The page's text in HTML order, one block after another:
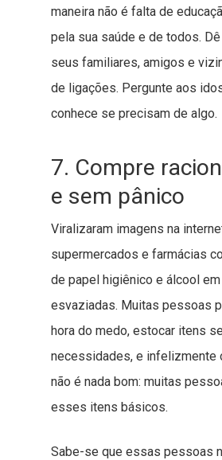
maneira não é falta de
pela sua saúde e de todos.
seus familiares, amigos e
de ligações. Pergunte aos
conhece se precisam de algo.
7. Compre
e sem pânico
Viralizaram imagens na
supermercados e farmácias
de papel higiênico e álcool
esvaziadas. Muitas pessoas
hora do medo, estocar itens
necessidades, e infelizmente
não é nada bom: muitas
esses itens básicos.
Sabe-se que essas pessoas